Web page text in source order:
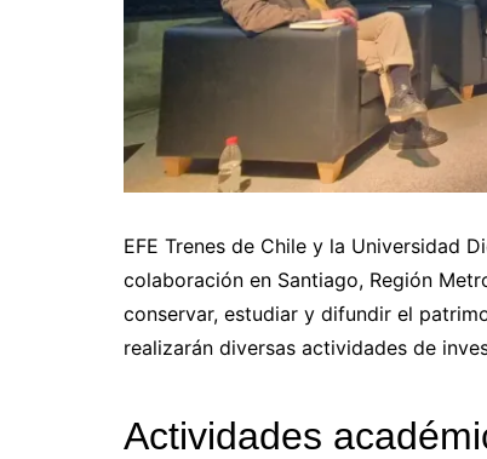
EFE Trenes de Chile y la Universidad
colaboración en Santiago, Región
conservar, estudiar y difundir el
realizarán diversas actividades de
Actividades